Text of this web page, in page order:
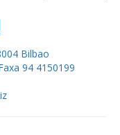
Bilbao
94 4150199